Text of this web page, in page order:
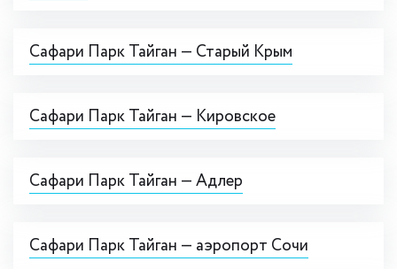
Сафари Парк Тайган — Старый Крым
Сафари Парк Тайган — Кировское
Сафари Парк Тайган — Адлер
Сафари Парк Тайган — аэропорт Сочи